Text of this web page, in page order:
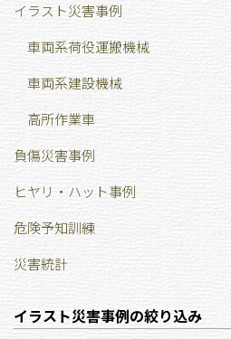
イラスト災害事例
車両系荷役運搬機械
車両系建設機械
高所作業車
負傷災害事例
ヒヤリ・ハット事例
危険予知訓練
災害統計
イラスト災害事例の絞り込み